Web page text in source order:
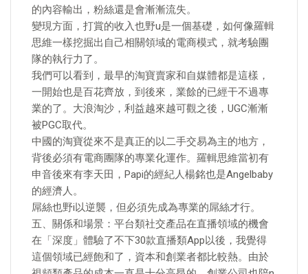
的內容輸出，粉絲還是會漸漸流失。
變現方面，打賞的收入也野u是一個基礎，如何像羅輯
思維一樣挖掘出自己相關領域的電商模式，就考驗團
隊的執行力了。
我們可以看到，最早的淘寶賣家和自媒體都是這樣，
一開始也是百花齊放，到後來，業餘的已經干不過專
業的了。大浪淘沙，利益越來越可觀之後，UGC漸漸
被PGC取代。
中國的淘寶從來不是真正的以二手交易為主的地方，
背後必須有電商團隊的專業化運作。羅輯思維當初有
申音後來有李天田，Papi的經紀人楊銘也是Angelbaby
的經濟人。
屌絲也野i以逆襲，但必須先成為專業的屌絲才行。
五、關係和場景：平台類社交產品在直播領域的機會
在「深度」體驗了不下30款直播類App以後，我覺得
這個領域已經飽和了，資本和創業者都比較熱。由於